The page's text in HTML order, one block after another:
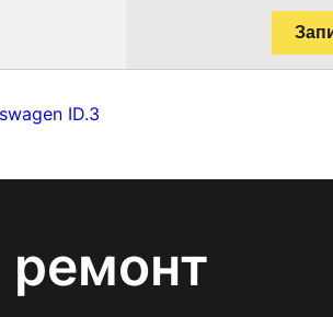
ID.3
ремонт